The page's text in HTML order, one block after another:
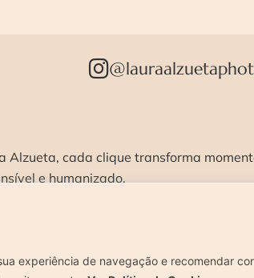
experiência de navegação e recomendar
Alzueta, cada clique transforma
e humanizado.